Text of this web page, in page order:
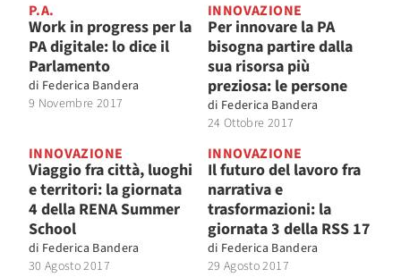
P.A.
Work in progress per la
PA digitale: lo dice il
Parlamento
di Federica Bandera
9 Novembre 2017
INNOVAZIONE
Per innovare la PA
bisogna partire dalla
sua risorsa più
preziosa: le persone
di Federica Bandera
24 Ottobre 2017
INNOVAZIONE
Viaggio fra città, luoghi
e territori: la giornata
4 della RENA Summer
School
di Federica Bandera
30 Agosto 2017
INNOVAZIONE
Il futuro del lavoro fra
narrativa e
trasformazioni: la
giornata 3 della RSS 17
di Federica Bandera
29 Agosto 2017